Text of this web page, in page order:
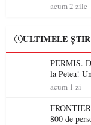
acum 2 zile
ULTIMELE
PERMIS.
la Petea!
niciodată
acum 1 zi
800 de